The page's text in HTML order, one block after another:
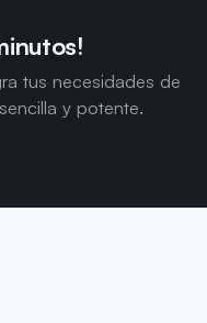
tus necesidades de
y potente.